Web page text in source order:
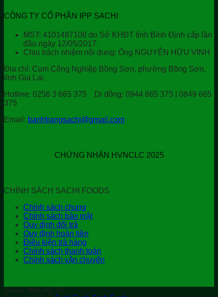
CÔNG TY CỔ PHẦN IPP SACHI
MST: 4101487108 do Sở KHĐT tỉnh Bình Định cấp lần
đầu ngày 12/05/2017.
Chịu trách nhiệm nội dung: Ông NGUYỄN HỮU VINH
Địa chỉ: Cụm Công Nghiệp Bồng Sơn, phường Bồng Sơn,
tỉnh Gia Lai.
Hotline: 0256 3 665 375 Di động: 0944 665 375 | 0849 665
375
Email: banhtrangsachi@gmail.com
CHỨNG NHẬN HVNCLC 2025
CHÍNH SÁCH SACHI FOODS
Chính sách chung
Chính sách bảo mật
Quy định đổi trả
Quy định hoàn tiền
Điều kiện trả hàng
Chính sách thanh toán
Chính sách vận chuyển
Hotline: 0944.665.375